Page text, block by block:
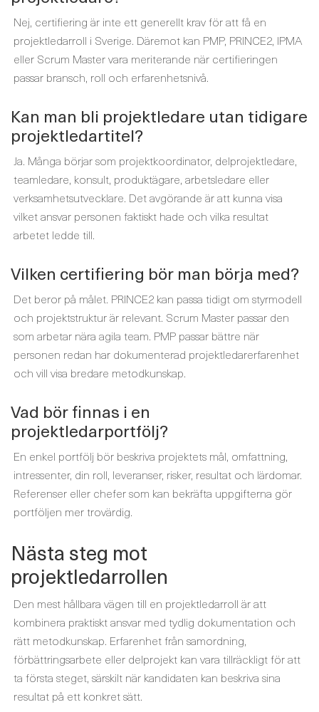
Nej, certifiering är inte ett generellt krav för att få en
projektledarroll i Sverige. Däremot kan PMP, PRINCE2, IPMA
eller Scrum Master vara meriterande när certifieringen
passar bransch, roll och erfarenhetsnivå.
Kan man bli projektledare utan tidigare
projektledartitel?
Ja. Många börjar som projektkoordinator, delprojektledare,
teamledare, konsult, produktägare, arbetsledare eller
verksamhetsutvecklare. Det avgörande är att kunna visa
vilket ansvar personen faktiskt hade och vilka resultat
arbetet ledde till.
Vilken certifiering bör man börja med?
Det beror på målet. PRINCE2 kan passa tidigt om styrmodell
och projektstruktur är relevant. Scrum Master passar den
som arbetar nära agila team. PMP passar bättre när
personen redan har dokumenterad projektledarerfarenhet
och vill visa bredare metodkunskap.
Vad bör finnas i en
projektledarportfölj?
En enkel portfölj bör beskriva projektets mål, omfattning,
intressenter, din roll, leveranser, risker, resultat och lärdomar.
Referenser eller chefer som kan bekräfta uppgifterna gör
portföljen mer trovärdig.
Nästa steg mot
projektledarrollen
Den mest hållbara vägen till en projektledarroll är att
kombinera praktiskt ansvar med tydlig dokumentation och
rätt metodkunskap. Erfarenhet från samordning,
förbättringsarbete eller delprojekt kan vara tillräckligt för att
ta första steget, särskilt när kandidaten kan beskriva sina
resultat på ett konkret sätt.